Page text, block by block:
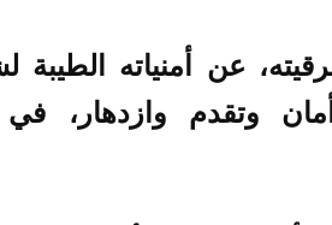
عن أمنياته الطيبة
وتقدم وازدهار،